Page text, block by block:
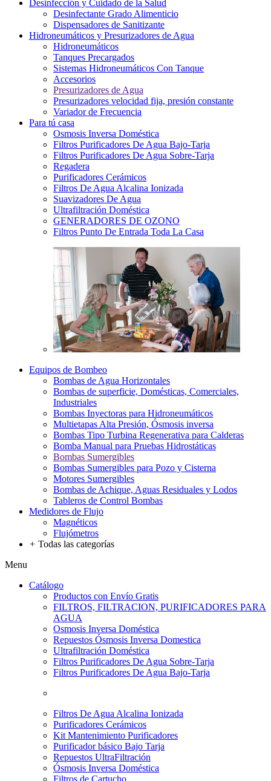
Desinfección y Cuidado de la Salud
Desinfectante Grado Alimenticio
Dispensadores de Sanitizante
Hidroneumáticos y Presurizadores de Agua
Hidroneumáticos
Tanques Precargados
Sistemas Hidroneumáticos Con Tanque
Accesorios
Presurizadores de Agua
Presurizadores velocidad fija, presión constante
Variador de Frecuencia
Para tú casa
Osmosis Inversa Doméstica
Filtros Purificadores De Agua Bajo-Tarja
Filtros Purificadores De Agua Sobre-Tarja
Regadera
Purificadores Cerámicos
Filtros De Agua Alcalina Ionizada
Suavizadores De Agua
Ultrafiltración Doméstica
GENERADORES DE OZONO
Filtros Punto De Entrada Toda La Casa
Equipos de Bombeo
Bombas de Agua Horizontales
Bombas de superficie, Domésticas, Comerciales,
Industriales
Bombas Inyectoras para Hidroneumáticos
Multietapas Alta Presión, Ósmosis inversa
Bombas Tipo Turbina Regenerativa para Calderas
Bomba Manual para Pruebas Hidrostáticas
Bombas Sumergibles
Bombas Sumergibles para Pozo y Cisterna
Motores Sumergibles
Bombas de Achique, Aguas Residuales y Lodos
Tableros de Control Bombas
Medidores de Flujo
Magnéticos
Flujómetros
+ Todas las categorías
Menu
Catálogo
Productos con Envío Gratis
FILTROS, FILTRACION, PURIFICADORES PARA
AGUA
Osmosis Inversa Doméstica
Repuestos Ósmosis Inversa Domestica
Ultrafiltración Doméstica
Filtros Purificadores De Agua Sobre-Tarja
Filtros Purificadores De Agua Bajo-Tarja
Filtros De Agua Alcalina Ionizada
Purificadores Cerámicos
Kit Mantenimiento Purificadores
Purificador básico Bajo Tarja
Repuestos UltraFiltración
Ósmosis Inversa Doméstica
Filtros de Cartucho